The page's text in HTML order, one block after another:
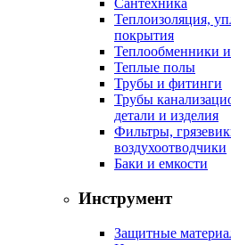
Сантехника
Теплоизоляция,
покрытия
Теплообменники
Теплые полы
Трубы и фитинги
Трубы
детали и изделия
Фильтры,
воздухоотводчики
Баки и емкости
Инструмент
Защитные